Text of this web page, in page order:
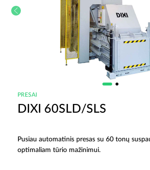
PRESAI
DIXI 60SLD/SLS
Pusiau automatinis presas su 60 tonų
optimaliam tūrio mažinimui.